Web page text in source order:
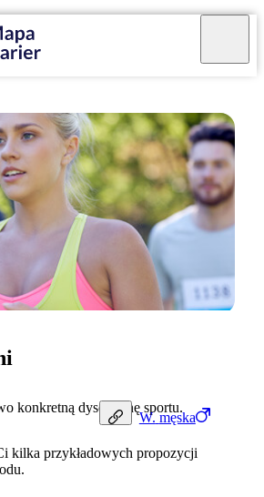
W. męska
konkretną dyscyplinę sportu.
kilka przykładowych propozycji